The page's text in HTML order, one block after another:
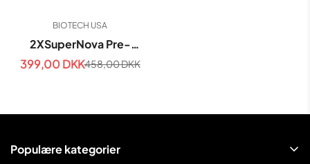
BIOTECH USA
2XSuperNova Pre-
workoutUdsalgspris
399,00 DKKNormal
458,00 DKK
Populære kategorier